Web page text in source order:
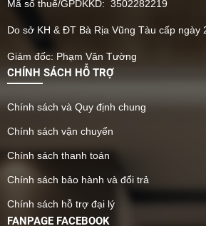
Email: tanthinhphatbr@gmail.com
Website: https://vattutanthinhphat.com
Mã số thuế/GPDKKD: 3502282219
Do sở KH & ĐT Bà Rịa Vũng Tàu cấp ngày
Giám đốc: Phạm Văn Tường
CHÍNH SÁCH HỖ TRỢ
Chính sách và Quy định chung
Chính sách thanh toán